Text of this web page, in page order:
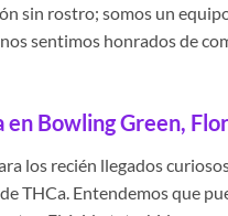
sin rostro; somos un
sentimos honrados de
en Bowling Green,
los recién llegados
THCa. Entendemos que